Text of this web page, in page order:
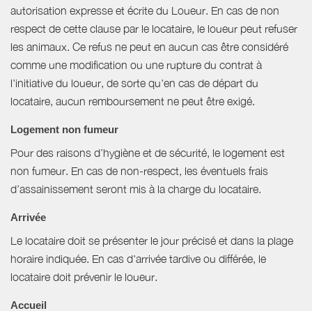
autorisation expresse et écrite du Loueur. En cas de non
respect de cette clause par le locataire, le loueur peut refuser
les animaux. Ce refus ne peut en aucun cas être considéré
comme une modification ou une rupture du contrat à
l'initiative du loueur, de sorte qu'en cas de départ du
locataire, aucun remboursement ne peut être exigé.
Logement non fumeur
Pour des raisons d’hygiène et de sécurité, le logement est
non fumeur. En cas de non-respect, les éventuels frais
d’assainissement seront mis à la charge du locataire.
Arrivée
Le locataire doit se présenter le jour précisé et dans la plage
horaire indiquée. En cas d'arrivée tardive ou différée, le
locataire doit prévenir le loueur.
Accueil